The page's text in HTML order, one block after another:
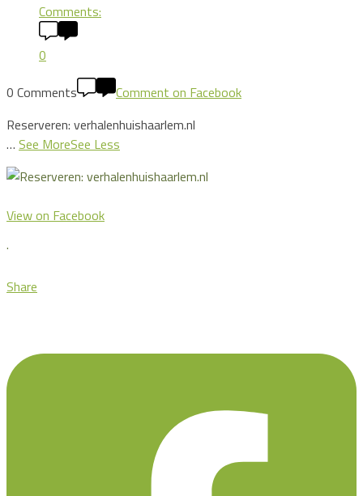
Comments:
0
0 Comments
Comment on Facebook
Reserveren: verhalenhuishaarlem.nl
… See MoreSee Less
View on Facebook
·
Share